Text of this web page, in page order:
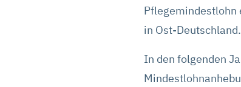
Pflegemindestlohn
in Ost-Deutschland.
In den folgenden